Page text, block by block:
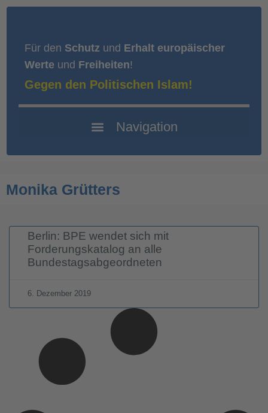
Für den Schutz und Erhalt europäischer
Werte und Freiheiten!
Gegen den Politischen Islam!
Monika Grütters
Berlin: BPE wendet sich mit
Forderungskatalog an alle
Bundestagsabgeordneten
6. Dezember 2019